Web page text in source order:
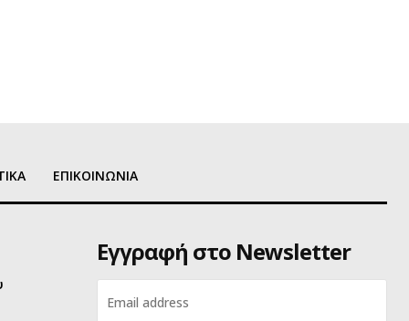
ΕΠΙΚΟΙΝΩΝΙΑ
Εγγραφή στο Newsletter